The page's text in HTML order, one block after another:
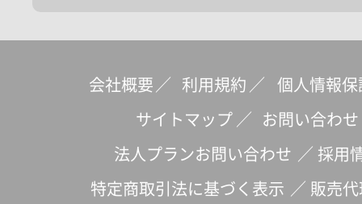
会社概要 ／ 利用規約 ／ 個人情報保
サイトマップ ／ お問い合わせ
法人プランお問い合わせ ／ 採用
特定商取引法に基づく表示 ／ 販売